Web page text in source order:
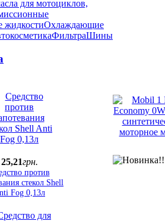
для мотоциклов,
жидкостиОхлаждающие
ФильтраШины
25,21грн.
против
стекол Shell
Fog 0,13л